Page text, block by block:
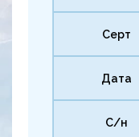
Серт
Дата
С/н